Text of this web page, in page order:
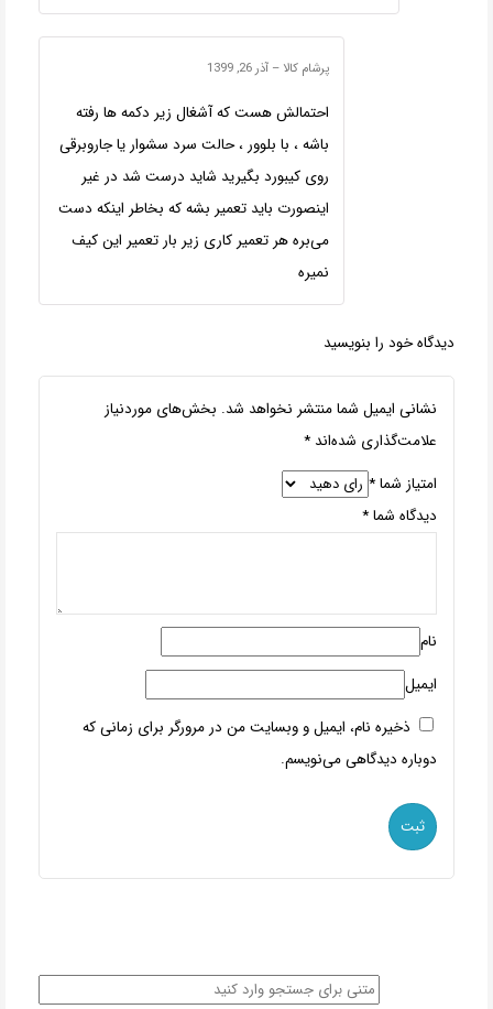
پرشام کالا– آذر 26, 1399
احتمالش هست که آشغال زیر دکمه ها رفته
باشه ، با بلوور ، حالت سرد سشوار یا جاروبرقی
روی کیبورد بگیرید شاید درست شد در غیر
اینصورت باید تعمیر بشه که بخاطر اینکه دست
می‌بره هر تعمیر کاری زیر بار تعمیر این کیف
نمیره
دیدگاه خود را بنویسید
نشانی ایمیل شما منتشر نخواهد شد. بخش‌های موردنیاز
علامت‌گذاری شده‌اند *
امتیاز شما*
دیدگاه شما*
نام
ایمیل
ذخیره نام، ایمیل و وبسایت من در مرورگر برای زمانی که
دوباره دیدگاهی می‌نویسم.